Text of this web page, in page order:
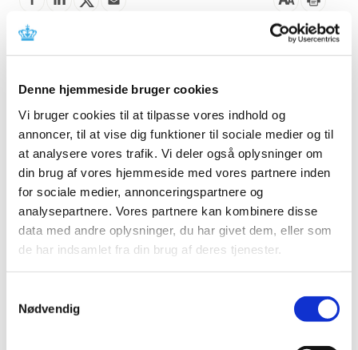
Denne hjemmeside bruger cookies
Vi bruger cookies til at tilpasse vores indhold og
annoncer, til at vise dig funktioner til sociale medier og til
at analysere vores trafik. Vi deler også oplysninger om
din brug af vores hjemmeside med vores partnere inden
for sociale medier, annonceringspartnere og
analysepartnere. Vores partnere kan kombinere disse
data med andre oplysninger, du har givet dem, eller som
de har indsamlet fra din brug af deres tjenester.
Nødvendig
håndkøbsmedicin.
Tilladelsen er tilbagekaldt for:
Østrigsgade 1
2300 København S
CVR-nr.: 33998589
Tilladelsen er tilbagekaldt efter en inspektion fra
Sikkerhedsstyrelsen, hvor der blev konstateret grove
Tilbagekaldelsen medfører, at virksomheden fra d. 13.